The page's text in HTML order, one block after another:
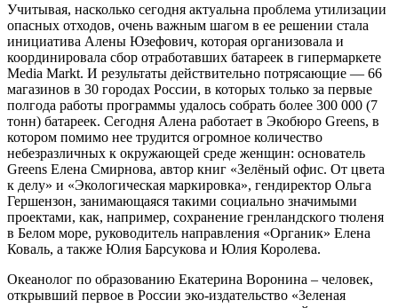
Учитывая, насколько сегодня актуальна проблема утилизации
опасных отходов, очень важным шагом в ее решении стала
инициатива Алены Юзефович, которая организовала и
координировала сбор отработавших батареек в гипермаркете
Media Markt. И результаты действительно потрясающие — 66
магазинов в 30 городах России, в которых только за первые
полгода работы программы удалось собрать более 300 000 (7
тонн) батареек. Сегодня Алена работает в Экобюро Greens, в
котором помимо нее трудится огромное количество
небезразличных к окружающей среде женщин: основатель
Greens Елена Смирнова, автор книг «Зелёный офис. От цвета
к делу» и «Экологическая маркировка», гендиректор Ольга
Гершензон, занимающаяся такими социально значимыми
проектами, как, например, сохранение гренландского тюленя
в Белом море, руководитель направления «Органик» Елена
Коваль, а также Юлия Барсукова и Юлия Королева.
Океанолог по образованию Екатерина Воронина – человек,
открывший первое в России эко-издательство «Зеленая